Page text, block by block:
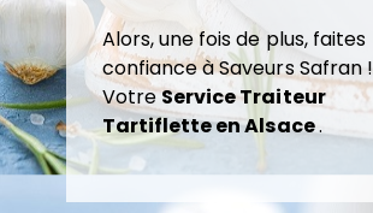
Alors, une fois de plus, faites
confiance à Saveurs Safran !
VotreService Traiteur
Tartiflette en Alsace.